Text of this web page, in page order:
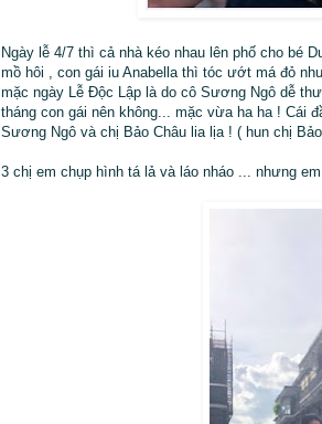
Ngày lễ 4/7 thì cả nhà kéo nhau lên phố cho bé
mồ hôi , con gái iu Anabella thì tóc ướt má đỏ
mặc ngày Lễ Độc Lập là do cô Sương Ngô dễ
tháng con gái nên không... mặc vừa ha ha ! Cái
Sương Ngô và chị Bảo Châu lia lịa ! ( hun chị
3 chị em chụp hình tá lả và láo nháo ... nhưng